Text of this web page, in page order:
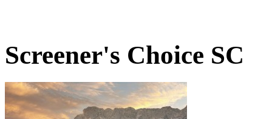
Screener's Choice SC